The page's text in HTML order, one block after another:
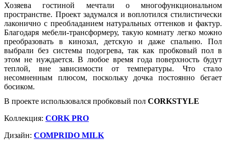
Хозяева гостиной мечтали о многофункциональном
пространстве. Проект задумался и воплотился стилистически
лаконично с преобладанием натуральных оттенков и фактур.
Благодаря мебели-трансформеру, такую комнату легко можно
преобразовать в кинозал, детскую и даже спальню. Пол
выбрали без системы подогрева, так как пробковый пол в
этом не нуждается. В любое время года поверхность будут
теплой, вне зависимости от температуры. Что стало
несомненным плюсом, поскольку дочка постоянно бегает
босиком.
В проекте использовался пробковый пол CORKSTYLE
Коллекция: CORK PRO
Дизайн: COMPRIDO MILK